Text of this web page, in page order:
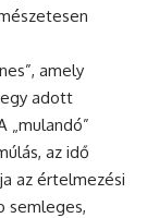
amely
egy adott
„mulandó”
az idő
az értelmezési
semleges,